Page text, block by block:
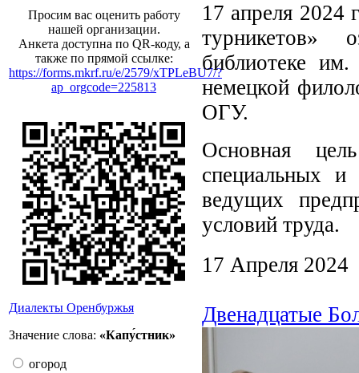
Просим вас оценить работу
нашей организации.
Анкета доступна по QR-коду, а
также по прямой ссылке:
https://forms.mkrf.ru/e/2579/xTPLeBU7/?
ap_orgcode=225813
Диалекты Оренбуржья
Значение слова: «Капу́стник»
огород
17 апреля 2024
турникетов»
библиотеке
немецкой
ОГУ.
Основная
специальных и
ведущих
условий труда.
17 Апреля 2024
Двенадцатые